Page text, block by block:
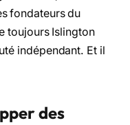
fondateurs du
toujours Islington
indépendant. Et il
des